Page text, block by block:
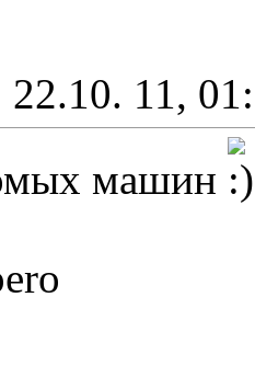
22.10. 11,
машин